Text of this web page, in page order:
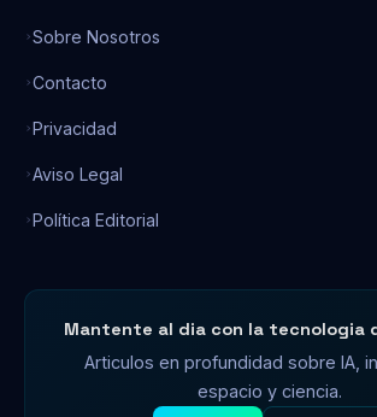
Sobre Nosotros
Contacto
Privacidad
Aviso Legal
Política Editorial
Mantente al dia con la tecnologia
Articulos en profundidad sobre IA,
espacio y ciencia.